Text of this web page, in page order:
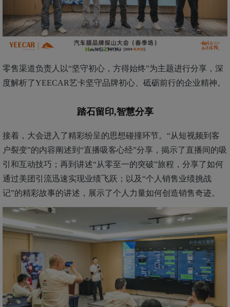
零售渠道负责人以“坚守初心，方得始终”为主题进行分享，深
度解析了YEECAR艺卡坚守品牌初心、砥砺前行的企业精神。
踏石留印,智慧分享
接着，大会进入了精彩纷呈的思想碰撞环节。“从短视频到客
户裂变”的内容阐述到 “直播吸客心经”分享，揭示了直播间的吸
引和互动技巧； 再到 讲述“从零至一的突破”旅程 ，分享了如何
通过美团引流迅速实现业绩飞跃； 以及 “个人 销售业绩挑战
记”的精彩故事的讲述 ，展示了个人力量如何创造销售奇迹。